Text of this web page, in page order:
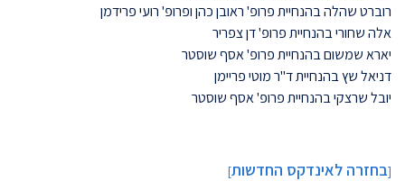
רוברט שהלה בהנחיית פרופ' ראובן כהן ופרופ' רועי פרידמן
אלה שחורי בהנחיית פרופ' דן צפריר
יארא שמשום בהנחיית פרופ' אסף שוסטר
דניאל שץ בהנחיית ד"ר מוטי פריימן
יובל שרצקי בהנחיית פרופ' אסף שוסטר
[בחזרה לאינדקס החדשות]